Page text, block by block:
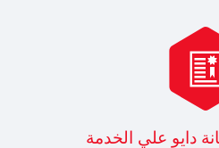

دايو علي الخدمة